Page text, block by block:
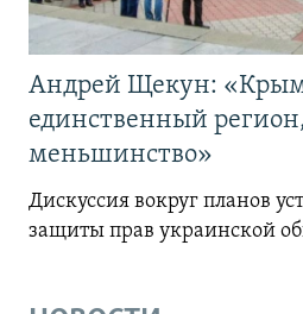
Андрей Щекун:
единственный
меньшинство»
Дискуссия вокруг планов
защиты прав украинской